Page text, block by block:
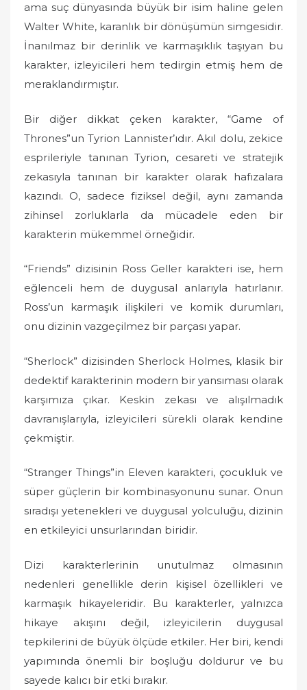
ama suç dünyasında büyük bir isim haline gelen
Walter White, karanlık bir dönüşümün simgesidir.
İnanılmaz bir derinlik ve karmaşıklık taşıyan bu
karakter, izleyicileri hem tedirgin etmiş hem de
meraklandırmıştır.
Bir diğer dikkat çeken karakter, “Game of
Thrones”un Tyrion Lannister’ıdır. Akıl dolu, zekice
esprileriyle tanınan Tyrion, cesareti ve stratejik
zekasıyla tanınan bir karakter olarak hafızalara
kazındı. O, sadece fiziksel değil, aynı zamanda
zihinsel zorluklarla da mücadele eden bir
karakterin mükemmel örneğidir.
“Friends” dizisinin Ross Geller karakteri ise, hem
eğlenceli hem de duygusal anlarıyla hatırlanır.
Ross’un karmaşık ilişkileri ve komik durumları,
onu dizinin vazgeçilmez bir parçası yapar.
“Sherlock” dizisinden Sherlock Holmes, klasik bir
dedektif karakterinin modern bir yansıması olarak
karşımıza çıkar. Keskin zekası ve alışılmadık
davranışlarıyla, izleyicileri sürekli olarak kendine
çekmiştir.
“Stranger Things”in Eleven karakteri, çocukluk ve
süper güçlerin bir kombinasyonunu sunar. Onun
sıradışı yetenekleri ve duygusal yolculuğu, dizinin
en etkileyici unsurlarından biridir.
Dizi karakterlerinin unutulmaz olmasının
nedenleri genellikle derin kişisel özellikleri ve
karmaşık hikayeleridir. Bu karakterler, yalnızca
hikaye akışını değil, izleyicilerin duygusal
tepkilerini de büyük ölçüde etkiler. Her biri, kendi
yapımında önemli bir boşluğu doldurur ve bu
sayede kalıcı bir etki bırakır.